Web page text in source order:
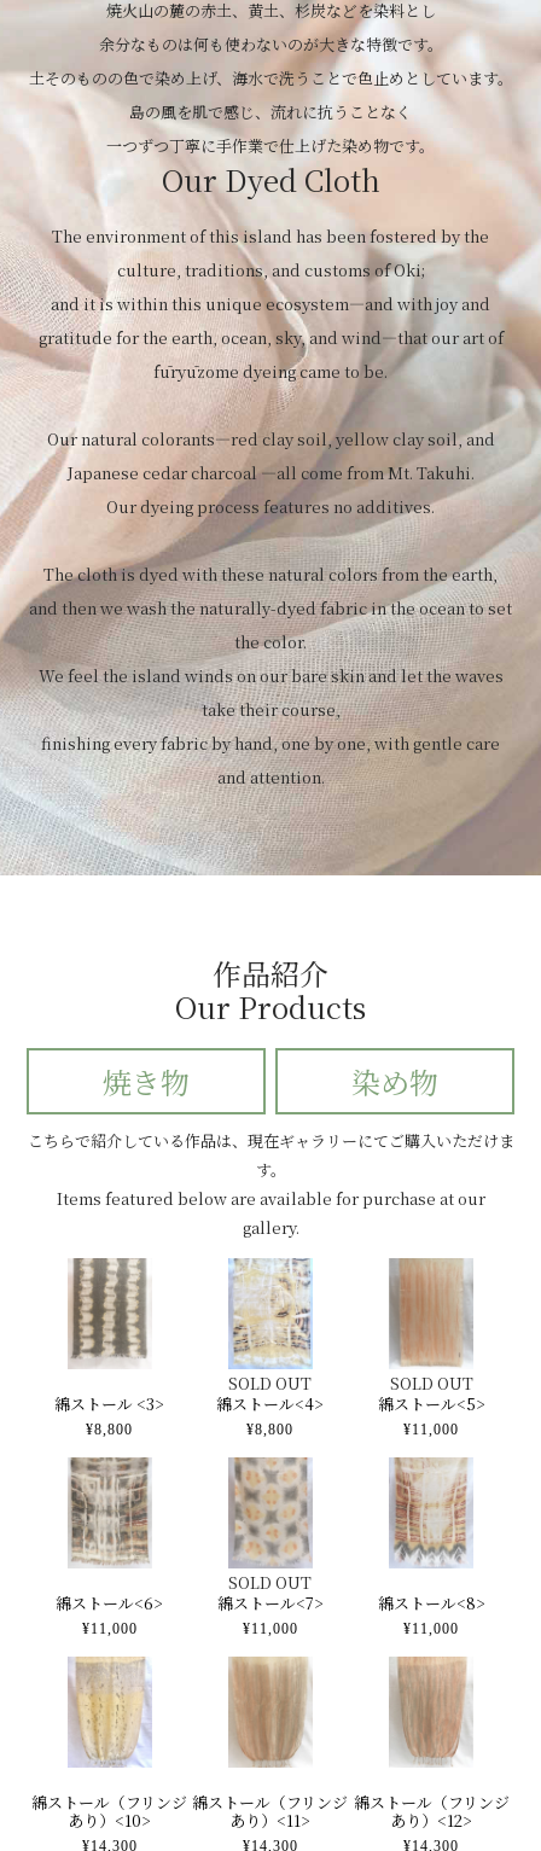
焼火山の麓の赤土、黄土、杉炭などを染料とし
余分なものは何も使わないのが大きな特徴です。
土そのものの色で染め上げ、海水で洗うことで色止めとしています。
島の風を肌で感じ、流れに抗うことなく
一つずつ丁寧に手作業で仕上げた染め物です。
Our Dyed Cloth
The environment of this island has been fostered by the
culture, traditions, and customs of Oki;
and it is within this unique ecosystem—and with joy and
gratitude for the earth, ocean, sky, and wind—that our art of
fūryūzome dyeing came to be.
Our natural colorants—red clay soil, yellow clay soil, and
Japanese cedar charcoal —all come from Mt. Takuhi.
Our dyeing process features no additives.
The cloth is dyed with these natural colors from the earth,
and then we wash the naturally-dyed fabric in the ocean to set
the color.
We feel the island winds on our bare skin and let the waves
take their course,
finishing every fabric by hand, one by one, with gentle care
and attention.
作品紹介
Our Products
焼き物
染め物
こちらで紹介している作品は、現在ギャラリーにてご購入いただけま
す。
Items featured below are available for purchase at our
gallery.
綿ストール <3>
¥8,800
SOLD OUT
綿ストール<4>
¥8,800
SOLD OUT
綿ストール<5>
¥11,000
綿ストール<6>
¥11,000
SOLD OUT
綿ストール<7>
¥11,000
綿ストール<8>
¥11,000
綿ストール（フリンジ
あり）<10>
¥14,300
綿ストール（フリンジ
あり）<11>
¥14,300
綿ストール（フリンジ
あり）<12>
¥14,300